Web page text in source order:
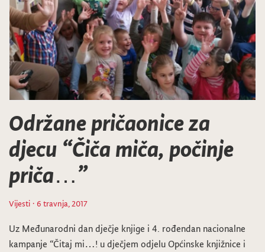
Održane pričaonice za
djecu “Čiča miča, počinje
priča…”
Vijesti · 6 travnja, 2017
Uz Međunarodni dan dječje knjige i 4. rođendan nacionalne
kampanje “Čitaj mi…! u dječjem odjelu Općinske knjižnice i